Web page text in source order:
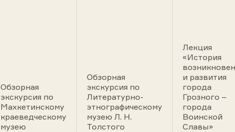
Обзорная
экскурсия по
Махкетинскому
краеведческому
музею
Обзорная
экскурсия по
Литературно-
этнографическому
музею Л. Н.
Толстого
Лекция
«История
и развития
города
Грозного –
города
Воинской
Славы»